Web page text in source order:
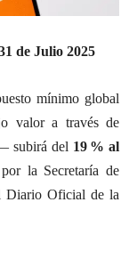
de Julio 2025
mínimo global
valor a través de
subirá del 19 % al
la Secretaría de
Diario Oficial de la